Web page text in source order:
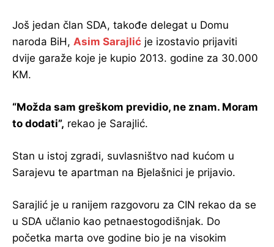
Još jedan član SDA, takođe delegat u Domu
naroda BiH, Asim Sarajlić je izostavio prijaviti
dvije garaže koje je kupio 2013. godine za 30.000
KM.
“Možda sam greškom previdio, ne znam. Moram
to dodati”, rekao je Sarajlić.
Stan u istoj zgradi, suvlasništvo nad kućom u
Sarajevu te apartman na Bjelašnici je prijavio.
Sarajlić je u ranijem razgovoru za CIN rekao da se
u SDA učlanio kao petnaestogodišnjak. Do
početka marta ove godine bio je na visokim